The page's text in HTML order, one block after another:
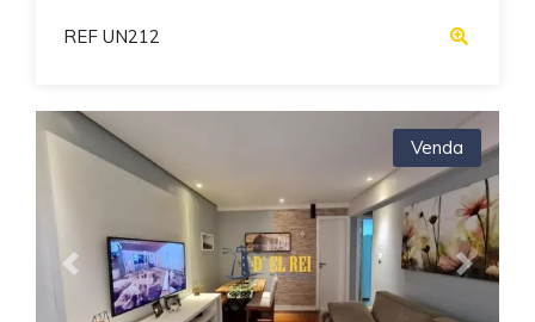
REF UN212
Previous Next
Venda